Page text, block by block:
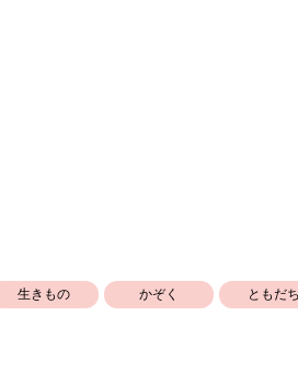
生きもの かぞく ともだ